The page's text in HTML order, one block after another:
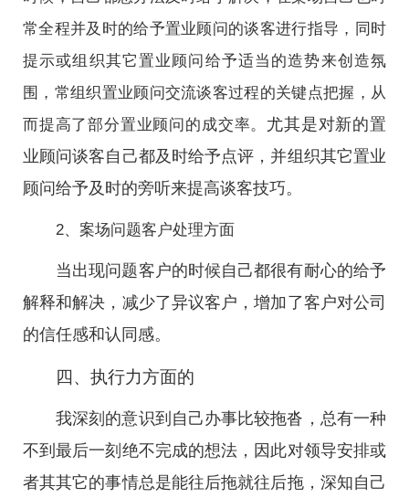
常全程并及时的给予置业顾问的谈客进行指导，同时
提示或组织其它置业顾问给予适当的造势来创造氛
围，常组织置业顾问交流谈客过程的关键点把握，从
而提高了部分置业顾问的成交率。 尤其是对新的置
业顾问谈客自己都及时给予点评，并组织其它置业
顾问给予及时的旁听来提高谈客技巧。
2、案场问题客户处理方面
当出现问题客户的时候自己都很有耐心的给予
解释和解决，减少了异议客户，增加了客户对公司
的信任感和认同感。
四、执行力方面的
我深刻的意识到自己办事比较拖沓，总有一种
不到最后一刻绝不完成的想法，因此对领导安排或
者其其它的事情总是能往后拖就往后拖，深知自己